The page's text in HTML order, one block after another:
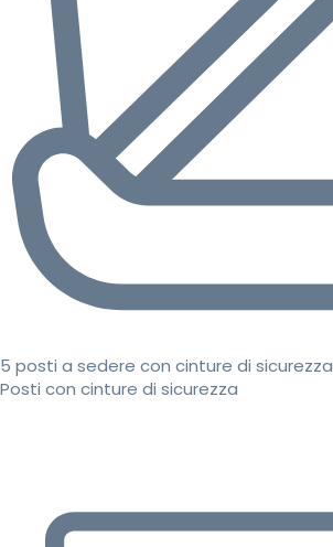
5 posti a sedere con cinture di sicurezza
Posti con cinture di sicurezza